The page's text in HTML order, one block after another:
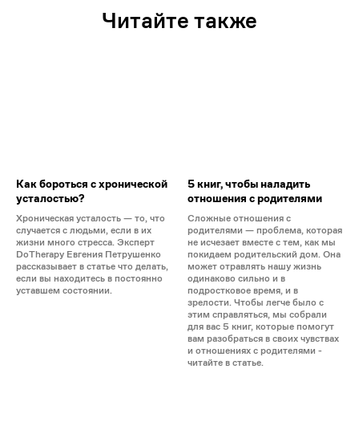
Читайте также
Как бороться с хронической
усталостью?
Хроническая усталость — то, что
случается с людьми, если в их
жизни много стресса. Эксперт
DoTherapy Евгения Петрушенко
рассказывает в статье что делать,
если вы находитесь в постоянно
уставшем состоянии.
5 книг, чтобы наладить
отношения с родителями
Сложные отношения с
родителями — проблема, которая
не исчезает вместе с тем, как мы
покидаем родительский дом. Она
может отравлять нашу жизнь
одинаково сильно и в
подростковое время, и в
зрелости. Чтобы легче было с
этим справляться, мы собрали
для вас 5 книг, которые помогут
вам разобраться в своих чувствах
и отношениях с родителями -
читайте в статье.